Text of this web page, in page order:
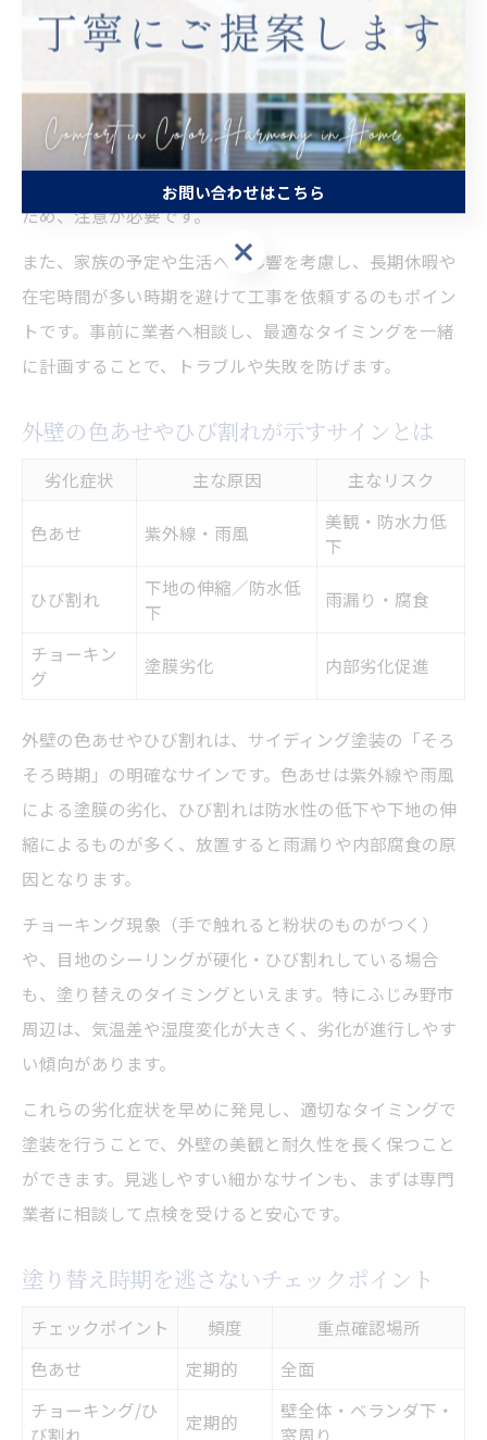
野市は、夏場の高温や台風の影響を受けやすいため、季
例えば、春先や秋は気温や湿度が安定しているため、塗
料の乾燥や仕上がりが良好となりやすいです。逆に真夏
や真冬は、塗料の性能が十分に発揮できない場合がある
ため、注意が必要です。
また、家族の予定や生活への影響を考慮し、長期休暇や
在宅時間が多い時期を避けて工事を依頼するのもポイン
トです。事前に業者へ相談し、最適なタイミングを一緒
に計画することで、トラブルや失敗を防げます。
外壁の色あせやひび割れが示すサインとは
劣化症状 主な原因 主なリスク
色あせ 紫外線・雨風
美観・防水力低
下
ひび割れ
下地の伸縮／防水低
下
雨漏り・腐食
チョーキン
グ
塗膜劣化 内部劣化促進
外壁の色あせやひび割れは、サイディング塗装の「そろ
そろ時期」の明確なサインです。色あせは紫外線や雨風
による塗膜の劣化、ひび割れは防水性の低下や下地の伸
縮によるものが多く、放置すると雨漏りや内部腐食の原
因となります。
チョーキング現象（手で触れると粉状のものがつく）
や、目地のシーリングが硬化・ひび割れしている場合
も、塗り替えのタイミングといえます。特にふじみ野市
周辺は、気温差や湿度変化が大きく、劣化が進行しやす
い傾向があります。
これらの劣化症状を早めに発見し、適切なタイミングで
塗装を行うことで、外壁の美観と耐久性を長く保つこと
ができます。見逃しやすい細かなサインも、まずは専門
業者に相談して点検を受けると安心です。
塗り替え時期を逃さないチェックポイント
チェックポイント 頻度
重点確認場所
色あせ
定期的
全面
チョーキング/ひ
び割れ
定期的
壁全体・ベランダ下・
窓周り
お問い合わせはこちら
お問い合わせはこちら